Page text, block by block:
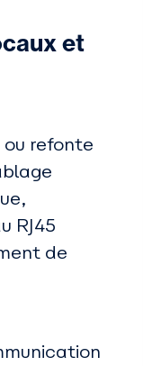
et
refonte
RJ45
de